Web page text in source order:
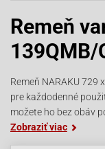
Remeň
139QMB/
Remeň NARAKU 729
pre každodenné
možete ho bez obáv
Zobraziť viac